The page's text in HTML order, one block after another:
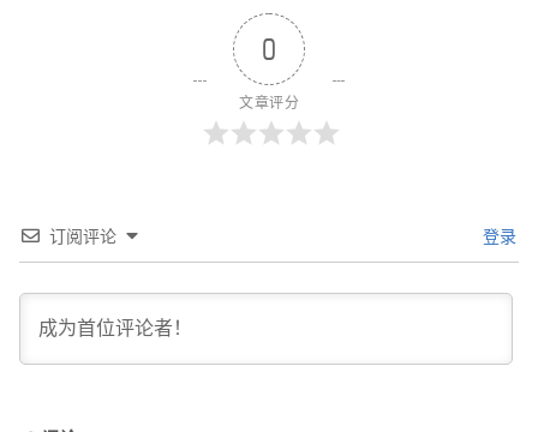
0
文章评分
订阅评论 登录